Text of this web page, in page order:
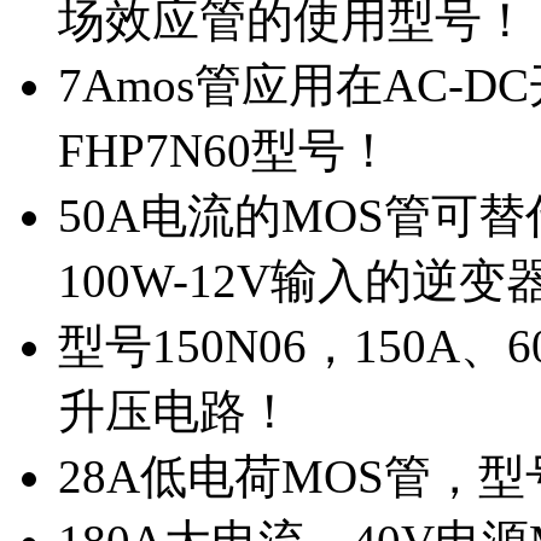
场效应管的使用型号！
7Amos管应用在AC-
FHP7N60型号！
50A电流的MOS管可
100W-12V输入的逆变
型号150N06，150A、
升压电路！
28A低电荷MOS管，